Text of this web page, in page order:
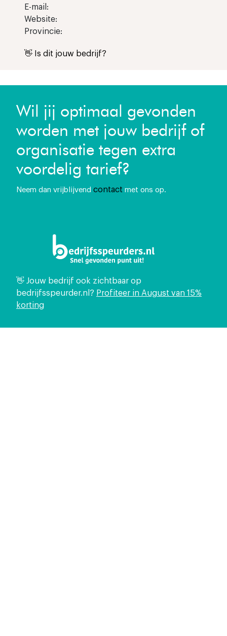
E-mail:
Website:
Provincie:
👋 Is dit jouw bedrijf?
Wil jij optimaal gevonden
worden met jouw bedrijf of
organisatie tegen extra
voordelig tarief?
Neem dan vrijblijvend contact met ons op.
👋 Jouw bedrijf ook zichtbaar op
bedrijfsspeurder.nl? Profiteer in August van 15%
korting